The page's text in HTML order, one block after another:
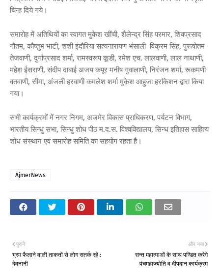
चिन्ह दिये गये।
समारोह में अतिथियों का स्वागत मुकेश खींची, शैलेन्द्र सिंह परमार, शिवप्रसाद
गौतम, कौष्तुभ भाटी, शशी इंदौरिया सत्यनारायण भंसाली विक्रम सिंह, पुरूषोतम
तेजवाणी, दुर्गाप्रसाद शर्मा, रामस्वरूप कूडी, रमेश एच. लालवाणी, लाल नाथाणी,
महेश ईसराणी, संदीप दाबाई अजय कपूर मनीष गुवालाणी, निरंजन शर्मा, रूकमणी
वतवाणी, सीमा, अंजली हरवाणी कमलेश शर्मा मुकेश आहुजा हरकिशन द्वारा किया
गया।
सभी कार्यक्रमों में नगर निगम, अजमेर विकास प्राधिकरण, पर्यटन विभाग,
भारतीय सिन्धु सभा, सिन्धु शोध पीठ म.द.स. विश्वविद्यालय, सिन्ध इतिहास साहित्य
शोध संस्थान एवं समारोह समिति का सहयोग रहता है।
AjmerNews
और नया
सन्त महात्माओं के साथ पण्डित करेगे
पंचमहाज्योति व दीपदान कार्यक्रम
पुराने
भ्रम फैलाने वाली ताकतों से लोग सतर्क रहें :
देवनानी